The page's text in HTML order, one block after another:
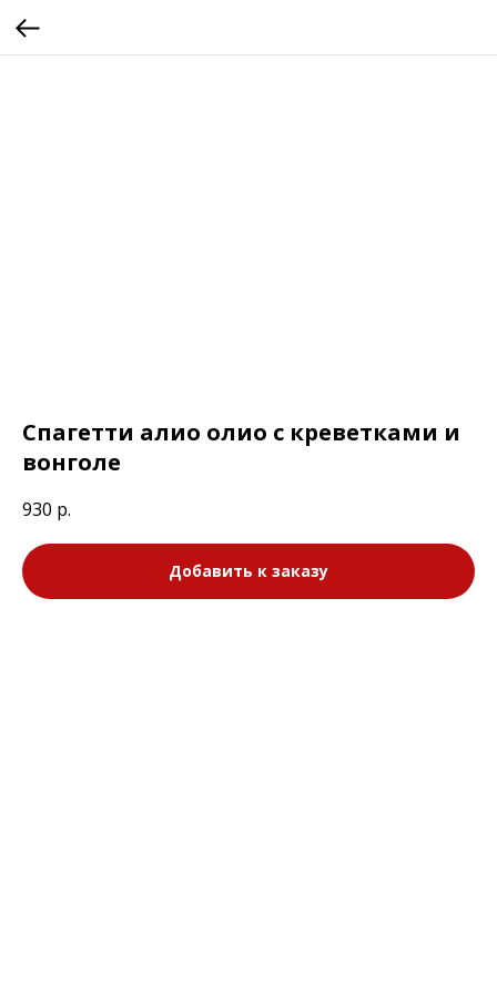
Спагетти алио олио с креветками и
вонголе
930 р.
Добавить к заказу